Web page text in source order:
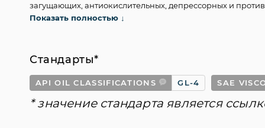
загущающих, антиокислительных, депрессорных и
синхронизаторов, работающих под высокими
обслуживания согласно спецификациям
антикоррозионных свойств. Обладает хорошими
непрерывность масляной пленки, что могло бы
Показать полностью ↓
Стандарты*
API OIL CLASSIFICATIONS GL-4 SAE
* значение стандарта является